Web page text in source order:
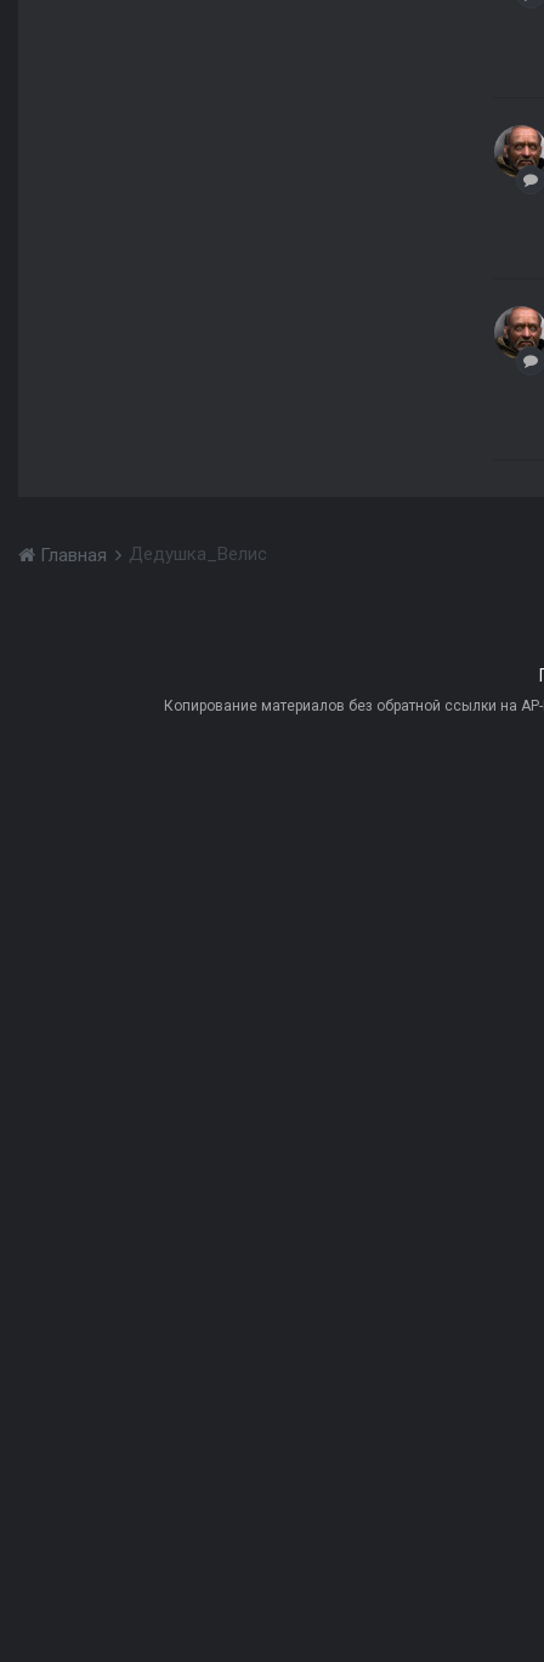
Главная Дедушка_Велис
Копирование материалов без обратной ссылки на